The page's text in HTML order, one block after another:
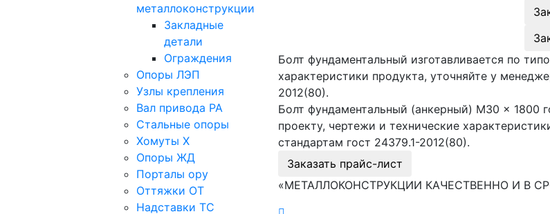
металлоконструкции
Закладные
детали
Ограждения
Опоры ЛЭП
Узлы крепления
Вал привода РА
Стальные опоры
Хомуты Х
Опоры ЖД
Порталы ору
Оттяжки ОТ
Надставки ТС
Болт фундаментальный изготавливается по
характеристики продукта, уточняйте у
2012(80).
Болт фундаментальный (анкерный) М30 × 1800
проекту, чертежи и технические
стандартам гост 24379.1-2012(80).
Заказать прайс-лист
«МЕТАЛЛОКОНСТРУКЦИИ КАЧЕСТВЕННО И В